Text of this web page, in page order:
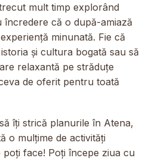
mult timp explorând
că o după-amiază
minunată. Fie că
și cultura bogată sau să
relaxantă pe străduțe
de oferit pentru toată
îți strică planurile în Atena,
o mulțime de activități
face! Poți începe ziua cu